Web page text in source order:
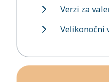
Verzi za
Velikonočni